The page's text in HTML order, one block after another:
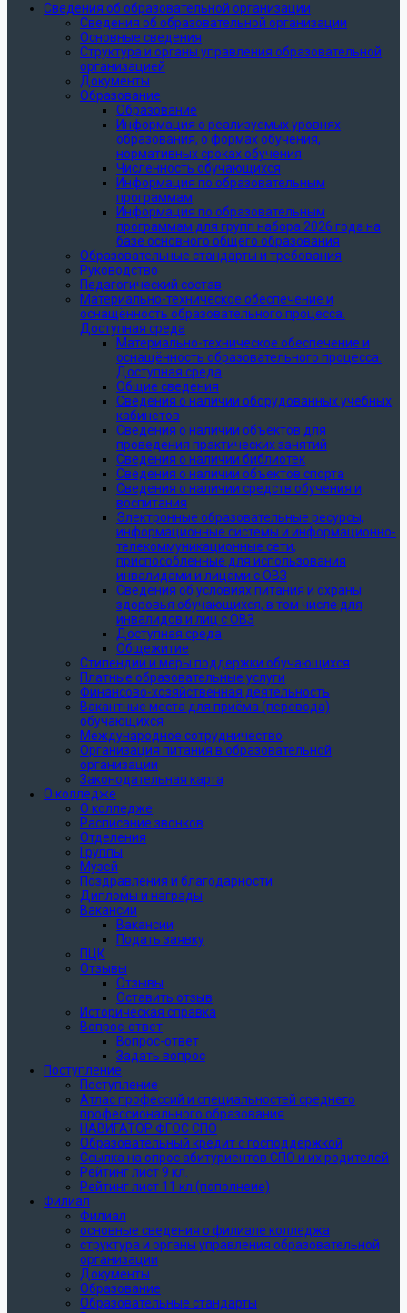
Сведения об образовательной организации
Сведения об образовательной организации
Основные сведения
Структура и органы управления образовательной
организацией
Документы
Образование
Образование
Информация о реализуемых уровнях
образования, о формах обучения,
нормативных сроках обучения
Численность обучающихся
Информация по образовательным
программам
Информация по образовательным
программам для групп набора 2026 года на
базе основного общего образования
Образовательные стандарты и требования
Руководство
Педагогический состав
Материально-техническое обеспечение и
оснащённость образовательного процесса.
Доступная среда
Материально-техническое обеспечение и
оснащённость образовательного процесса.
Доступная среда
Общие сведения
Сведения о наличии оборудованных учебных
кабинетов
Сведения о наличии объектов для
проведения практических занятий
Сведения о наличии библиотек
Сведения о наличии объектов спорта
Сведения о наличии средств обучения и
воспитания
Электронные образовательные ресурсы,
информационные системы и информационно-
телекоммуникационные сети,
приспособленные для использования
инвалидами и лицами с ОВЗ
Сведения об условиях питания и охраны
здоровья обучающихся, в том числе для
инвалидов и лиц с ОВЗ
Доступная среда
Общежитие
Стипендии и меры поддержки обучающихся
Платные образовательные услуги
Финансово-хозяйственная деятельность
Вакантные места для приёма (перевода)
обучающихся
Международное сотрудничество
Организация питания в образовательной
организации
Законодательная карта
О колледже
О колледже
Расписание звонков
Отделения
Группы
Музей
Поздравления и благодарности
Дипломы и награды
Вакансии
Вакансии
Подать заявку
ПЦК
Отзывы
Отзывы
Оставить отзыв
Историческая справка
Вопрос-ответ
Вопрос-ответ
Задать вопрос
Поступление
Поступление
Атлас профессий и специальностей среднего
профессионального образования
НАВИГАТОР ФГОС СПО
Образовательный кредит с господдержкой
Ссылка на опрос абитуриентов СПО и их родителей
Рейтинг лист 9 кл.
Рейтинг лист 11 кл (пополнеие)
Филиал
Филиал
основные сведения о филиале колледжа
структура и органы управления образовательной
организации
Документы
Образование
Образовательные стандарты